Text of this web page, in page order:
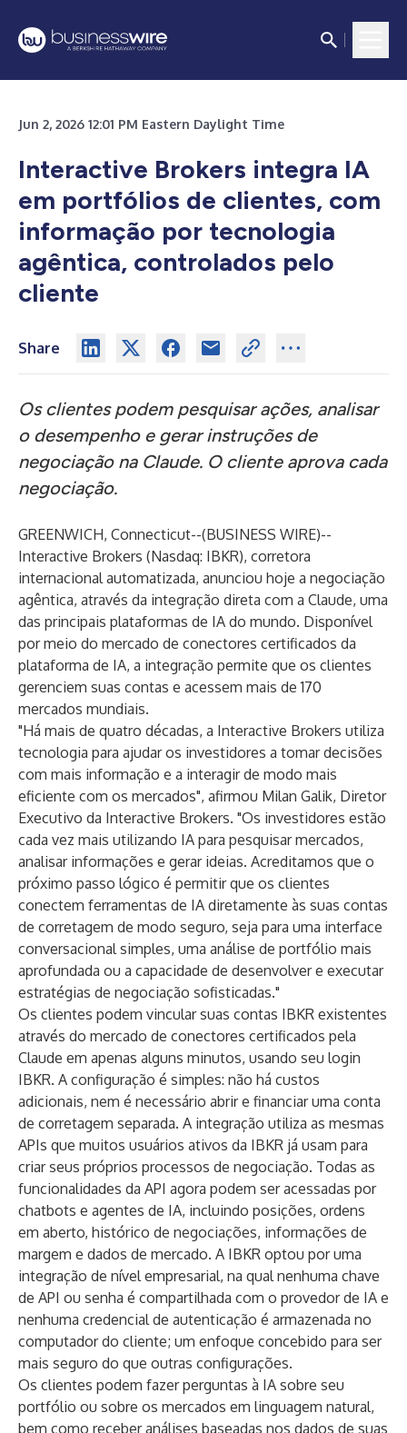
Jun 2, 2026 12:01 PM Eastern Daylight Time
Interactive Brokers integra IA
em portfólios de clientes, com
informação por tecnologia
agêntica, controlados pelo
cliente
Share
Os clientes podem pesquisar ações, analisar
o desempenho e gerar instruções de
negociação na Claude. O cliente aprova cada
negociação.
GREENWICH, Connecticut--(BUSINESS WIRE)--
Interactive Brokers (Nasdaq: IBKR), corretora
internacional automatizada, anunciou hoje a negociação
agêntica, através da integração direta com a Claude, uma
das principais plataformas de IA do mundo. Disponível
por meio do mercado de conectores certificados da
plataforma de IA, a integração permite que os clientes
gerenciem suas contas e acessem mais de 170
mercados mundiais.
"Há mais de quatro décadas, a Interactive Brokers utiliza
tecnologia para ajudar os investidores a tomar decisões
com mais informação e a interagir de modo mais
eficiente com os mercados", afirmou Milan Galik, Diretor
Executivo da Interactive Brokers. "Os investidores estão
cada vez mais utilizando IA para pesquisar mercados,
analisar informações e gerar ideias. Acreditamos que o
próximo passo lógico é permitir que os clientes
conectem ferramentas de IA diretamente às suas contas
de corretagem de modo seguro, seja para uma interface
conversacional simples, uma análise de portfólio mais
aprofundada ou a capacidade de desenvolver e executar
estratégias de negociação sofisticadas."
Os clientes podem vincular suas contas IBKR existentes
através do mercado de conectores certificados pela
Claude em apenas alguns minutos, usando seu login
IBKR. A configuração é simples: não há custos
adicionais, nem é necessário abrir e financiar uma conta
de corretagem separada. A integração utiliza as mesmas
APIs que muitos usuários ativos da IBKR já usam para
criar seus próprios processos de negociação. Todas as
funcionalidades da API agora podem ser acessadas por
chatbots e agentes de IA, incluindo posições, ordens
em aberto, histórico de negociações, informações de
margem e dados de mercado. A IBKR optou por uma
integração de nível empresarial, na qual nenhuma chave
de API ou senha é compartilhada com o provedor de IA e
nenhuma credencial de autenticação é armazenada no
computador do cliente; um enfoque concebido para ser
mais seguro do que outras configurações.
Os clientes podem fazer perguntas à IA sobre seu
portfólio ou sobre os mercados em linguagem natural,
bem como receber análises baseadas nos dados de suas